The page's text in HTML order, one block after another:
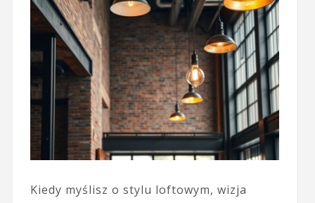
Kiedy myślisz o stylu loftowym, wizja